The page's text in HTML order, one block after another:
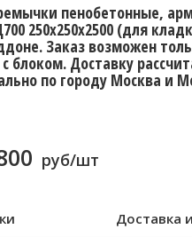
пенобетонные,
250х250х2500 (для
Заказ возможен
блоком. Доставку
по городу Москва и
руб/шт
Доставка